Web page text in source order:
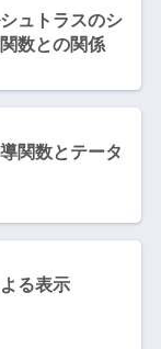
ュトラスのシ
数との関係
関数とテータ
る表示